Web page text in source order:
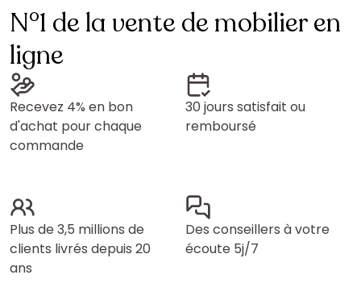
N°1 de la vente de mobilier en
ligne
Recevez 4% en bon
d'achat pour chaque
commande
30 jours satisfait ou
remboursé
Plus de 3,5 millions de
clients livrés depuis 20
ans
Des conseillers à votre
écoute 5j/7